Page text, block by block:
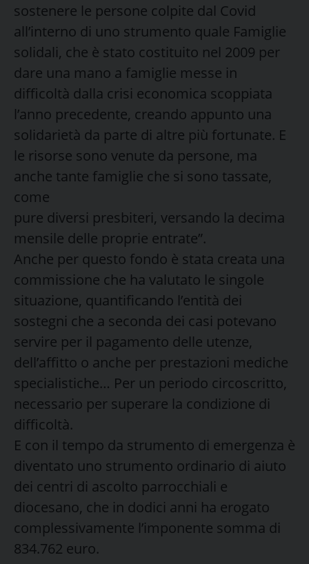
sostenere le persone colpite dal Covid
all’interno di uno strumento quale Famiglie
solidali, che è stato costituito nel 2009 per
dare una mano a famiglie messe in
difficoltà dalla crisi economica scoppiata
l’anno precedente, creando appunto una
solidarietà da parte di altre più fortunate. E
le risorse sono venute da persone, ma
anche tante famiglie che si sono tassate,
come
pure diversi presbiteri, versando la decima
mensile delle proprie entrate”.
Anche per questo fondo è stata creata una
commissione che ha valutato le singole
situazione, quantificando l’entità dei
sostegni che a seconda dei casi potevano
servire per il pagamento delle utenze,
dell’affitto o anche per prestazioni mediche
specialistiche… Per un periodo circoscritto,
necessario per superare la condizione di
difficoltà.
E con il tempo da strumento di emergenza è
diventato uno strumento ordinario di aiuto
dei centri di ascolto parrocchiali e
diocesano, che in dodici anni ha erogato
complessivamente l’imponente somma di
834.762 euro.